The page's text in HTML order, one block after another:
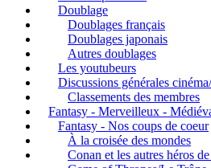
Doublage
Doublages français
Doublages japonais
Autres doublages
Les youtubeurs
Discussions générales
Classements des membres
Fantasy - Merveilleux -
Fantasy - Nos coups de coeur
À la croisée des mondes
Conan et les autres héros